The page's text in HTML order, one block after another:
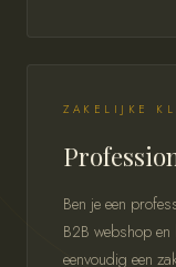
ZAKELIJKE
Ben je een
B2B webshop en
eenvoudig een